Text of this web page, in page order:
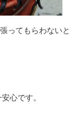
ってもらわないと
心です。